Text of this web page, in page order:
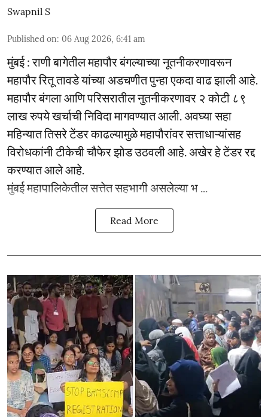
Swapnil S
Published on: 06 Aug 2026, 6:41 am
मुंबई : राणी बागेतील महापौर बंगल्याच्या नूतनीकरणावरून
महापौर रितू तावडे यांच्या अडचणीत पुन्हा एकदा वाढ झाली आहे.
महापौर बंगला आणि परिसरातील नुतनीकरणावर २ कोटी ८९
लाख रुपये खर्चाची निविदा मागवण्यात आली. अवघ्या सहा
महिन्यात तिसरे टेंडर काढल्यामुळे महापौरांवर सत्ताधाऱ्यांसह
विरोधकांनी टीकेची चौफेर झोड उठवली आहे. अखेर हे टेंडर रद्द
करण्यात आले आहे.
मुंबई महापालिकेतील सत्तेत सहभागी असलेल्या भ ...
Read More